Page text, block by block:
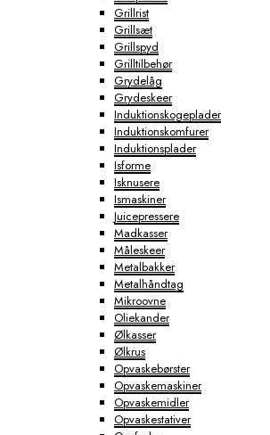
Grillrist
Grillsæt
Grillspyd
Grilltilbehør
Grydelåg
Grydeskeer
Induktionskogeplader
Induktionskomfurer
Induktionsplader
Isforme
Isknusere
Ismaskiner
Juicepressere
Madkasser
Måleskeer
Metalbakker
Metalhåndtag
Mikroovne
Oliekander
Ølkasser
Ølkrus
Opvaskebørster
Opvaskemaskiner
Opvaskemidler
Opvaskestativer